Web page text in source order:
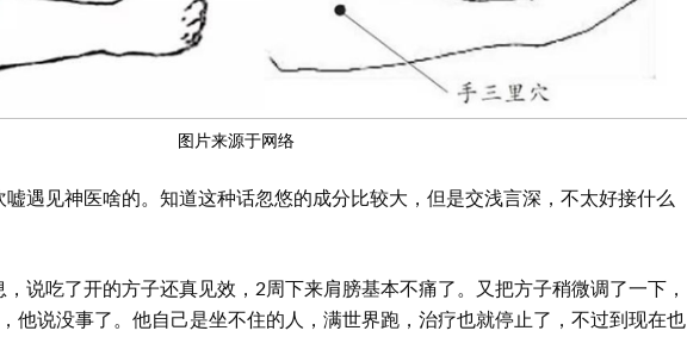
图片来源于网络
遇见神医啥的。知道这种话忽悠的成分比较大，但是交浅言深，不太好接什么
说吃了开的方子还真见效，2周下来肩膀基本不痛了。又把方子稍微调了一下，
他说没事了。他自己是坐不住的人，满世界跑，治疗也就停止了，不过到现在也